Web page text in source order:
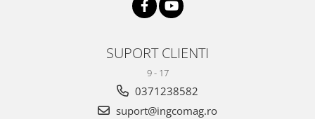
SUPORT CLIENTI
9 - 17
0371238582
suport@ingcomag.ro